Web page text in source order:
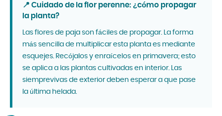
📍 Cuidado de la flor perenne: ¿cómo propagar
la planta?
Las flores de paja son fáciles de propagar. La forma
más sencilla de multiplicar esta planta es mediante
esquejes. Recójalos y enraícelos en primavera; esto
se aplica a las plantas cultivadas en interior. Las
siemprevivas de exterior deben esperar a que pase
la última helada.